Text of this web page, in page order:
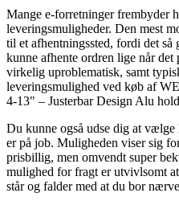
Mange e-forretninger frembyder
leveringsmuligheder. Den mest
til et afhentningssted, fordi det
kunne afhente ordren lige når
virkelig uproblematisk, samt
leveringsmulighed ved køb af
4-13" – Justerbar Design Alu
Du kunne også udse dig at
er på job. Muligheden viser sig
prisbillig, men omvendt super
mulighed for fragt er utvivlsomt
står og falder med at du bor